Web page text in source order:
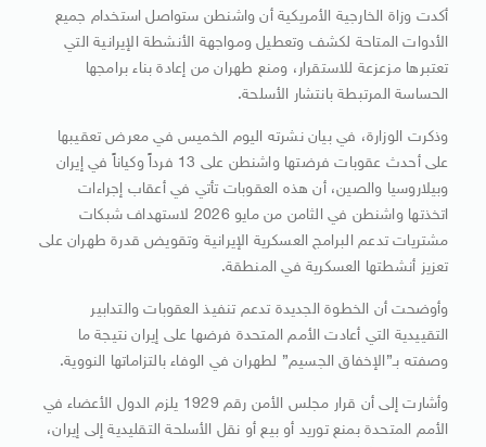
أكدت وزاة الخارجية الأمريكية أن واشنطن ستواصل استخدام جميع
الأدوات المتاحة لكشف وتعطيل ومواجهة الأنشطة الإيرانية التي
تعتبرها مزعزعة للاستقرار، ومنع طهران من إعادة بناء برامجها
الحساسة المرتبطة بانتشار الأسلحة.
وذكرت الوزارة، في بيان نشرته اليوم الخميس في معرض تعقيبها
على أحدث عقوبات فرضتها واشنطن على 13 فرداً وكياناً في إيران
وبيلاروسيا والصين، أن هذه العقوبات تأتي في أعقاب إجراءات
اتخذتها واشنطن في الثامن من مايو 2026 لاستهداف شبكات
مشتريات تدعم البرامج العسكرية الإيرانية وتقويض قدرة طهران على
تعزيز أنشطتها العسكرية في المنطقة.
وأوضحت أن الخطوة الجديدة تدعم تنفيذ العقوبات والتدابير
التقييدية التي أعادت الأمم المتحدة فرضها على إيران نتيجة ما
وصفته بـ”الإخفاق الجسيم” لطهران في الوفاء بالتزاماتها النووية.
وأشارت إلى أن قرار مجلس الأمن رقم 1929 يلزم الدول الأعضاء في
الأمم المتحدة بمنع توريد أو بيع أو نقل الأسلحة التقليدية إلى إيران،